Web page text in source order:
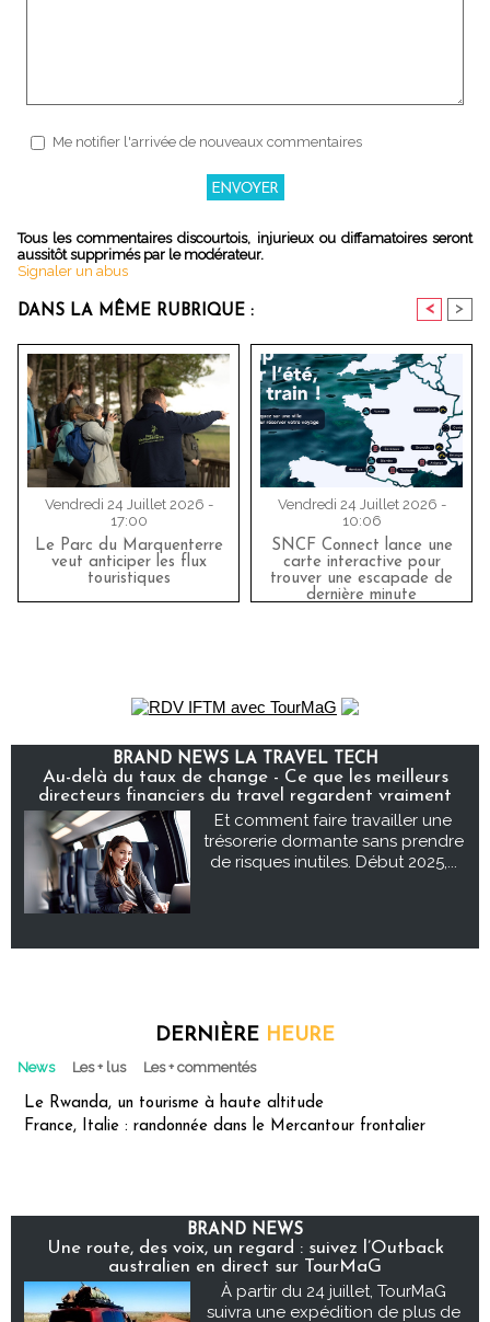
Me notifier l'arrivée de nouveaux commentaires
Tous les commentaires discourtois, injurieux ou diffamatoires seront
aussitôt supprimés par le modérateur.
Signaler un abus
DANS LA MÊME RUBRIQUE : < >
Vendredi 24 Juillet 2026 -
17:00
Le Parc du Marquenterre
veut anticiper les flux
touristiques
Vendredi 24 Juillet 2026 -
10:06
SNCF Connect lance une
carte interactive pour
trouver une escapade de
dernière minute
BRAND NEWS LA TRAVEL TECH
Au-delà du taux de change - Ce que les meilleurs
directeurs financiers du travel regardent vraiment
Et comment faire travailler une
trésorerie dormante sans prendre
de risques inutiles. Début 2025,...
DERNIÈRE HEURE
News Les + lus Les + commentés
Le Rwanda, un tourisme à haute altitude
France, Italie : randonnée dans le Mercantour frontalier
BRAND NEWS
Une route, des voix, un regard : suivez l’Outback
australien en direct sur TourMaG
À partir du 24 juillet, TourMaG
suivra une expédition de plus de